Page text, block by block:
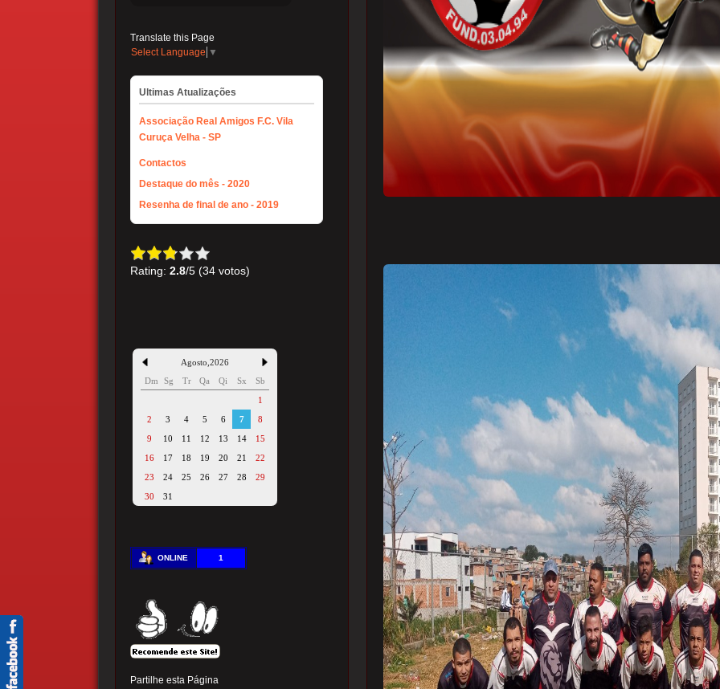
Translate this Page
Select Language ▼
Ultimas Atualizações
Associação Real Amigos F.C. Vila
Curuça Velha - SP
Contactos
Destaque do mês - 2020
Resenha de final de ano - 2019
Rating: 2.8/5 (34 votos)
Agosto 2026
Dm
Sg Tr Qa Qi Sx
Sb
1
2
3 4 5 6 7
8
9
10 11 12 13 14
15
16
17 18 19 20 21
22
23
24 25 26 27 28
29
30
31
ONLINE 1
Partilhe esta Página